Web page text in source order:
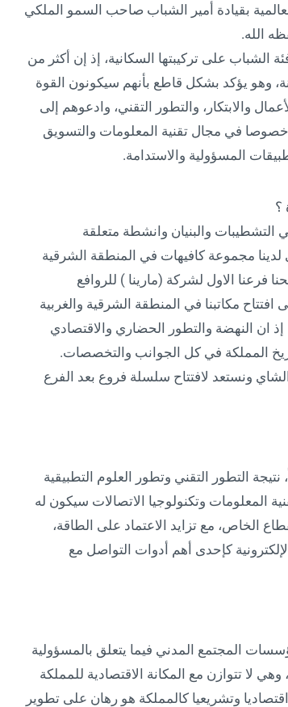
بقيادة أمير الشباب صاحب السمو الملكي
الله.
الشباب على تركيبتها السكانية، إذ إن أكثر من
البالغ عددهم 34 مليون نسمة تحت سن 30 سنة، وهو يؤكد بشكل قاطع بأنهم سيكونون القوة
والابتكار، والتطور التقني، وادعوهم إلى
خصوصا في مجال تقنية المعلومات والتسويق
المسؤولية والاستدامة.
؟
والبنيان وانشطة متعلقة
لدينا مجموعة كافيهات في المنطقة الشرقية
فرعنا الاول لشركة (مارينا ) للروافع
في الرياض ونستعد مطلع العام المقبل ٢٠٢٥ م الى افتتاح مكاتبنا في المنطقة الشرقية والغربية
إذ ان النهضة والتطور الحضاري والاقتصادي
المملكة في كل الجوانب والتخصصات.
ونستعد لافتتاح سلسلة فروع بعد الفرع
التطور التقني وتطور العلوم التطبيقية
المعلومات وتكنولوجيا الاتصالات سيكون له
الخاص، مع تزايد الاعتماد على الطاقة،
كإحدى أهم أدوات التواصل مع
المجتمع المدني فيما يتعلق بالمسؤولية
لا تتوازن مع المكانة الاقتصادية للمملكة
وتشريعيا كالمملكة هو رهان على تطوير